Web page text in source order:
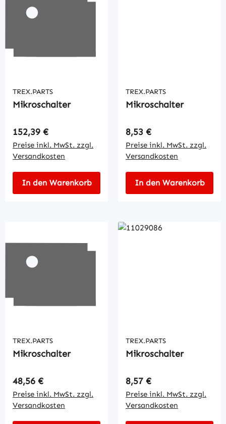
TREX.PARTS
Mikroschalter
Regulärer Preis:
152,39 €
Preise inkl. MwSt. zzgl.
Versandkosten
In den Warenkorb
TREX.PARTS
Mikroschalter
Regulärer Preis:
8,53 €
Preise inkl. MwSt. zzgl.
Versandkosten
In den Warenkorb
TREX.PARTS
Mikroschalter
Regulärer Preis:
48,56 €
Preise inkl. MwSt. zzgl.
Versandkosten
TREX.PARTS
Mikroschalter
Regulärer Preis:
8,57 €
Preise inkl. MwSt. zzgl.
Versandkosten